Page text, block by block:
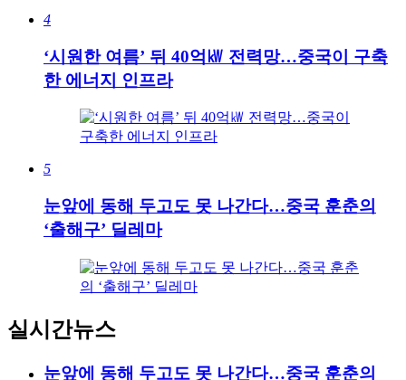
4
‘시원한 여름’ 뒤 40억㎾ 전력망…중국이 구축
한 에너지 인프라
5
눈앞에 동해 두고도 못 나간다…중국 훈춘의
‘출해구’ 딜레마
실시간뉴스
눈앞에 동해 두고도 못 나간다…중국 훈춘의